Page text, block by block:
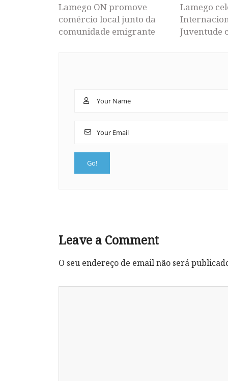
Lamego ON promove
comércio local junto da
comunidade emigrante
Lamego
Juventude
Leave a Comment
O seu endereço de email não será